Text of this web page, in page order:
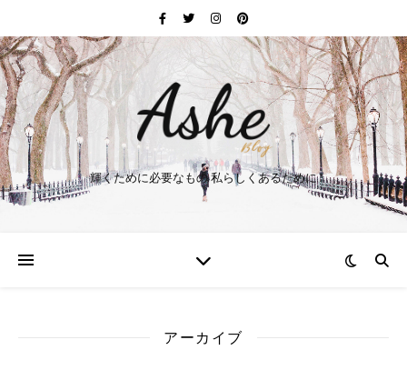
輝くために必要なもの 私らしくあるために
アーカイブ